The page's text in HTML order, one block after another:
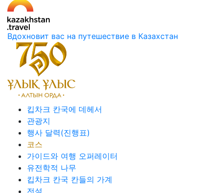
Вдохновит вас на путешествие в Казахстан
킵차크 칸국에 데헤서
관광지
행사 달력(진행표)
코스
가이드와 여행 오퍼레이터
유전학적 나무
킵차크 칸국 칸들의 가계